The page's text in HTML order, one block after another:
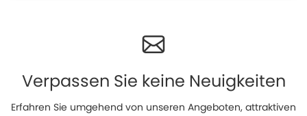
Verpassen Sie keine Neuigkeiten
Erfahren Sie umgehend von unseren Angeboten, attraktiven